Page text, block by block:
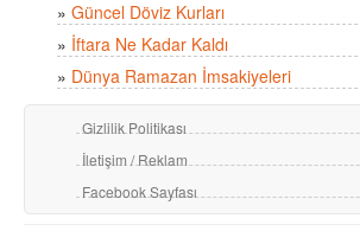
» Güncel Döviz Kurları
» İftara Ne Kadar Kaldı
» Dünya Ramazan İmsakiyeleri
Gizlilik Politikası
İletişim / Reklam
Facebook Sayfası